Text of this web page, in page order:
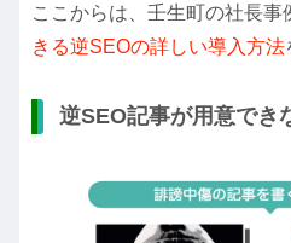
ここからは、壬生町の社長事
きる逆SEOの詳しい導入方法
逆SEO記事が用意でき